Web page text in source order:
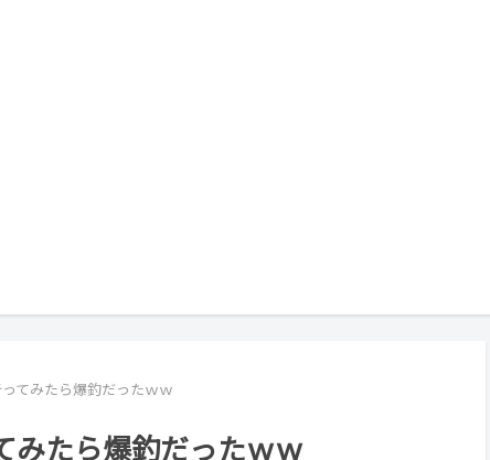
てみたら爆釣だったｗｗ
みたら爆釣だったｗｗ